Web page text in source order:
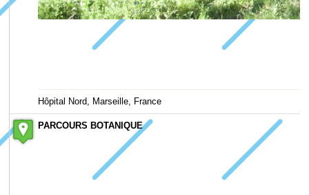
Hôpital Nord, Marseille, France
PARCOURS BOTANIQUE